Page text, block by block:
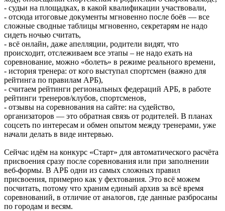
- судьи на площадках, в какой квалификации участвовали,
- отсюда итоговые документы мгновенно после боёв — все
сложные сводные таблицы мгновенно, секретарям не надо
сидеть ночью считать,
- всё онлайн, даже апелляции, родители видят, что
происходит, отслеживаем все этапы – не надо ехать на
соревнование, можно «болеть» в режиме реального времени,
- история тренера: от кого выступал спортсмен (важно для
рейтинга по правилам АРБ),
- считаем рейтинги региональных федераций АРБ, в работе
рейтинги тренеров/клубов, спортсменов,
- отзывы на соревнования на сайте: на судейство,
организаторов — это обратная связь от родителей. В планах
соцсеть по интересам и обмен опытом между тренерами, уже
начали делать в виде интервью.
Сейчас идём на конкурс «Старт» для автоматического расчёта
присвоения сразу после соревнования или при заполнении
веб-формы. В АРБ одни из самых сложных правил
присвоения, примерно как у фехтования. Это всё можем
посчитать, потому что храним единый архив за всё время
соревнований, в отличие от аналогов, где данные разбросаны
по городам и весям.